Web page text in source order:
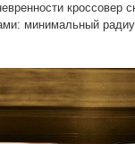
кроссовер
минимальный